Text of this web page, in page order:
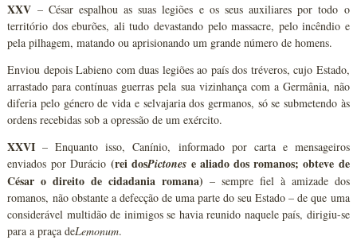
XXV – César espalhou as suas legiões e os seus auxiliares por todo o
território dos eburões, ali tudo devastando pelo massacre, pelo incêndio e
pela pilhagem, matando ou aprisionando um grande número de homens.
Enviou depois Labieno com duas legiões ao país dos tréveros, cujo Estado,
arrastado para contínuas guerras pela sua vizinhança com a Germânia, não
diferia pelo género de vida e selvajaria dos germanos, só se submetendo às
ordens recebidas sob a opressão de um exército.
XXVI – Enquanto isso, Canínio, informado por carta e mensageiros
enviados por Durácio(rei dosPictones e aliado dos romanos; obteve de
César o direito de cidadania romana) – sempre fiel à amizade dos
romanos, não obstante a defecção de uma parte do seu Estado – de que uma
considerável multidão de inimigos se havia reunido naquele país, dirigiu-se
para a praça deLemonum.